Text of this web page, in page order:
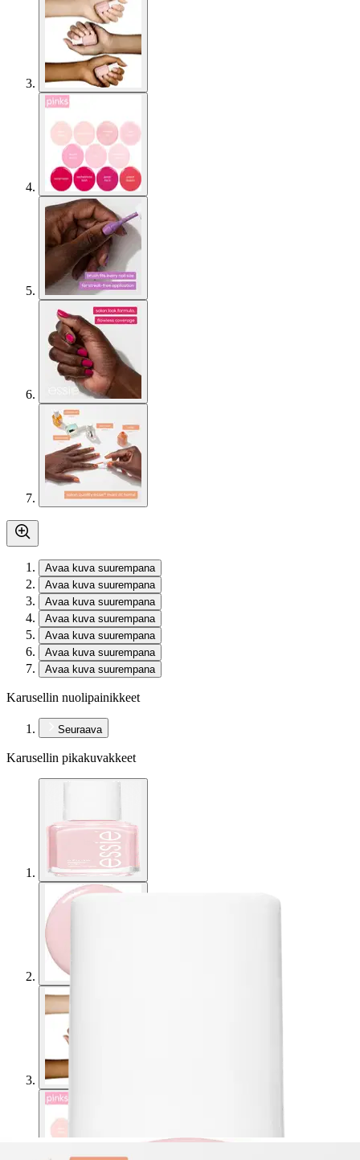
Avaa kuva suurempana
Avaa kuva suurempana
Avaa kuva suurempana
Avaa kuva suurempana
Avaa kuva suurempana
Avaa kuva suurempana
Avaa kuva suurempana
Karusellin nuolipainikkeet
Seuraava
Karusellin pikakuvakkeet